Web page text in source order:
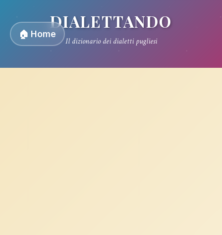
🏠 Home
DIALETTANDO
Il dizionario dei dialetti pugliesi